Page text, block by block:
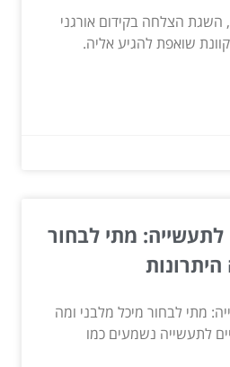
השגת הצלחה בקידום אורגני
שואפת להגיע אליה.
לתעשייה: מתי לבחור
מתי לבחור מיכל מלבני ומה
לתעשייה נשמעים כמו